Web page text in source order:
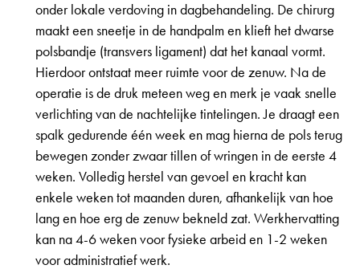
onder lokale verdoving in dagbehandeling. De chirurg
maakt een sneetje in de handpalm en klieft het dwarse
polsbandje (transvers ligament) dat het kanaal vormt.
Hierdoor ontstaat meer ruimte voor de zenuw. Na de
operatie is de druk meteen weg en merk je vaak snelle
verlichting van de nachtelijke tintelingen. Je draagt een
spalk gedurende één week en mag hierna de pols terug
bewegen zonder zwaar tillen of wringen in de eerste 4
weken. Volledig herstel van gevoel en kracht kan
enkele weken tot maanden duren, afhankelijk van hoe
lang en hoe erg de zenuw bekneld zat. Werkhervatting
kan na 4-6 weken voor fysieke arbeid en 1-2 weken
voor administratief werk.